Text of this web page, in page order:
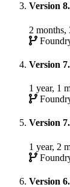
Version
2 months,
Version
1 year, 1
Version
1 year, 2
Version